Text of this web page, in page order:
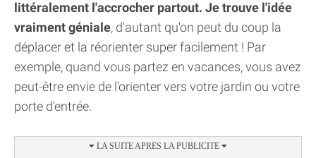
littéralement l'accrocher partout. Je trouve l'idée
vraiment géniale, d'autant qu'on peut du coup la
déplacer et la réorienter super facilement ! Par
exemple, quand vous partez en vacances, vous avez
peut-être envie de l'orienter vers votre jardin ou votre
porte d'entrée.